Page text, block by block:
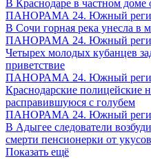
В Краснодаре в частном
ПАНОРАМА 24. Южный
В Сочи горная река унесла в
ПАНОРАМА 24. Южный
Четырех молодых кубанцев
приветствие
ПАНОРАМА 24. Южный
Краснодарские полицейские
расправившуюся с голубем
ПАНОРАМА 24. Южный
В Адыгее следователи
смерти пенсионерки от
Показать ещё